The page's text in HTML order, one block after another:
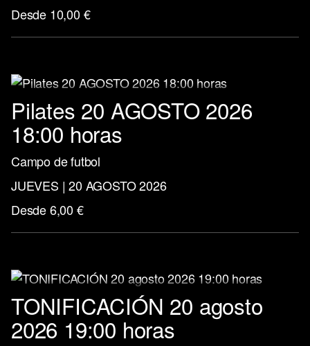
Desde 10,00 €
Pilates 20 AGOSTO 2026
18:00 horas
Campo de futbol
JUEVES | 20 AGOSTO 2026
Desde 6,00 €
TONIFICACIÓN 20 agosto
2026 19:00 horas